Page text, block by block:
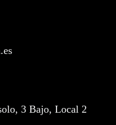
3 Bajo, Local 2